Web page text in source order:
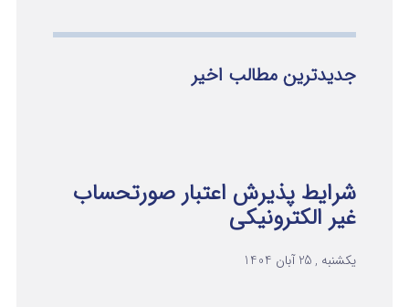
جدیدترین مطالب اخیر
شرایط پذیرش اعتبار صورتحساب
غیر الکترونیکی
یکشنبه , 25 آبان 1404